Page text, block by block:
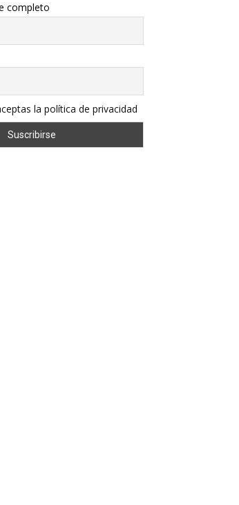
completo
la política de privacidad